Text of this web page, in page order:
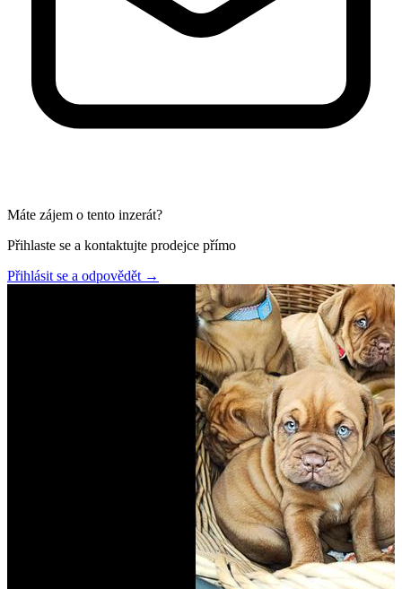
Máte zájem o tento inzerát?
Přihlaste se a kontaktujte prodejce přímo
Přihlásit se a odpovědět →